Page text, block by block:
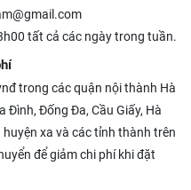
tất cả các ngày trong tuần.
trong các quận nội thành Hà
Đình, Đống Đa, Cầu Giấy, Hà
xa và các tỉnh thành trên
để giảm chi phí khi đặt